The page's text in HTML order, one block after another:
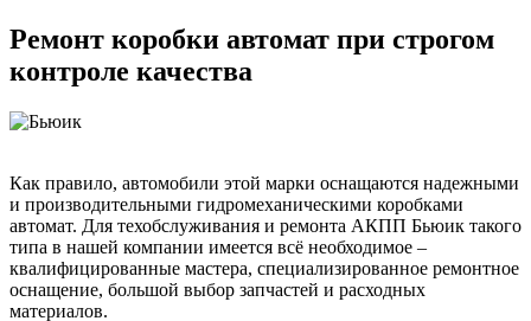
Ремонт коробки автомат при строгом
контроле качества
Как правило, автомобили этой марки оснащаются надежными
и производительными гидромеханическими коробками
автомат. Для техобслуживания и ремонта АКПП Бьюик такого
типа в нашей компании имеется всё необходимое –
квалифицированные мастера, специализированное ремонтное
оснащение, большой выбор запчастей и расходных
материалов.